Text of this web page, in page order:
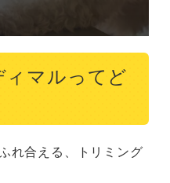
マルってど
れ合える、トリミング